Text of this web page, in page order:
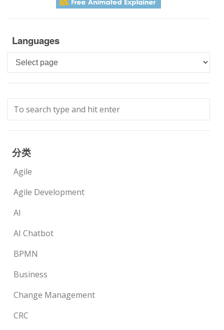
Languages
Languages
分类
Agile
Agile Development
AI
AI Chatbot
BPMN
Business
Change Management
CRC